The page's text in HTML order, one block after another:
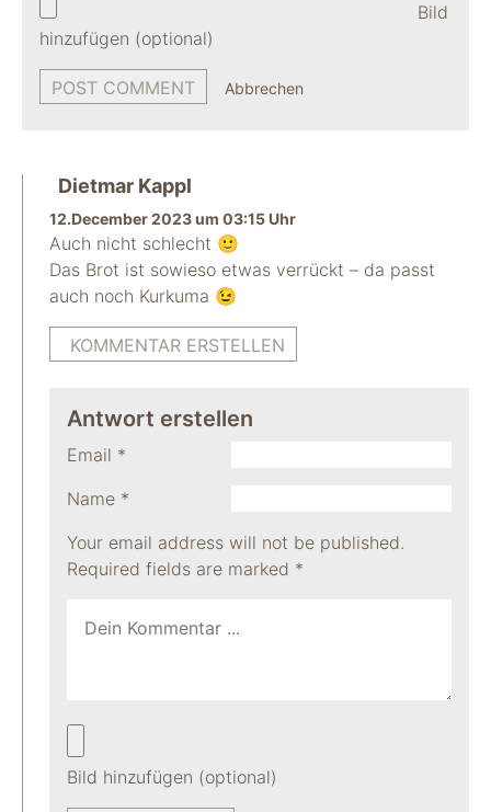
Bild
hinzufügen (optional)
Abbrechen
Dietmar Kappl
12.December 2023 um 03:15 Uhr
Auch nicht schlecht 🙂
Das Brot ist sowieso etwas verrückt – da passt
auch noch Kurkuma 😉
KOMMENTAR ERSTELLEN
Antwort erstellen
Your email address will not be published.
Required fields are marked *
Name *
Email *
Bild hinzufügen (optional)